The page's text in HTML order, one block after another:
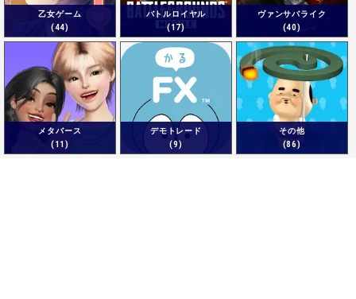
乙女ゲーム
(44)
バトルロイヤル
(17)
ヴァンサバライク
(40)
メタバース
(11)
デモトレード
(9)
その他
(86)